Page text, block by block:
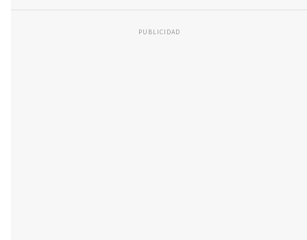
PUBLICIDAD